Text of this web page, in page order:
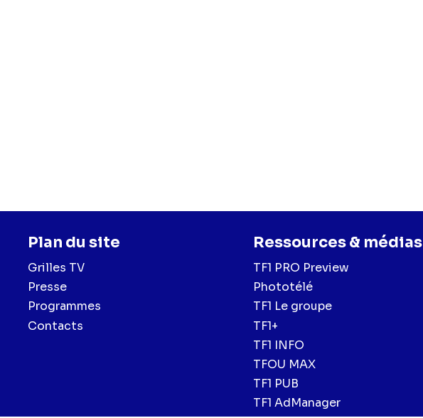
Plan du site
Grilles TV
Presse
Programmes
Contacts
Ressources & médias
TF1 PRO Preview
Phototélé
TF1 Le groupe
TF1+
TF1 INFO
TFOU MAX
TF1 PUB
TF1 AdManager